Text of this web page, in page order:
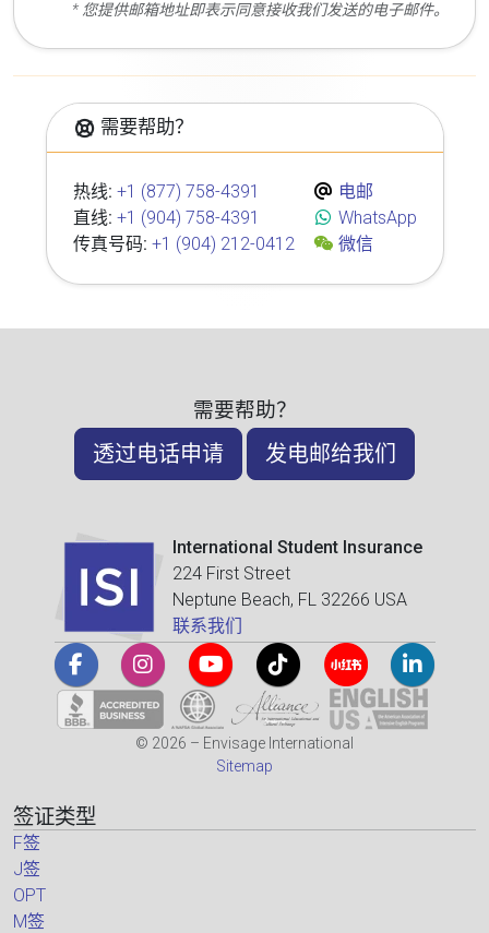
* 您提供邮箱地址即表示同意接收我们发送的电子邮件。
需要帮助？
热线: +1 (877) 758-4391
直线: +1 (904) 758-4391
传真号码: +1 (904) 212-0412
电邮
WhatsApp
微信
需要帮助？
透过电话申请 发电邮给我们
International Student Insurance
224 First Street
Neptune Beach, FL 32266 USA
联系我们
© 2026 – Envisage International
Sitemap
签证类型
F签
J签
OPT
M签